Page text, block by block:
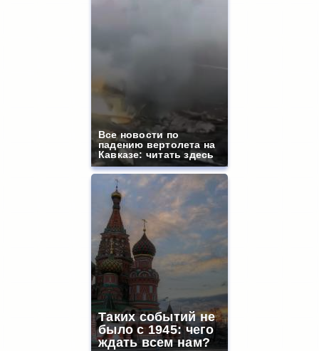
Все новости по
падению вертолета на
Кавказе: читать здесь
Таких событий не
было с 1945: чего
ждать всем нам?